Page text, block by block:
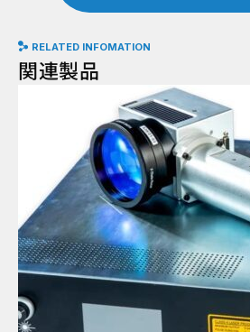
RELATED INFOMATION
関連製品